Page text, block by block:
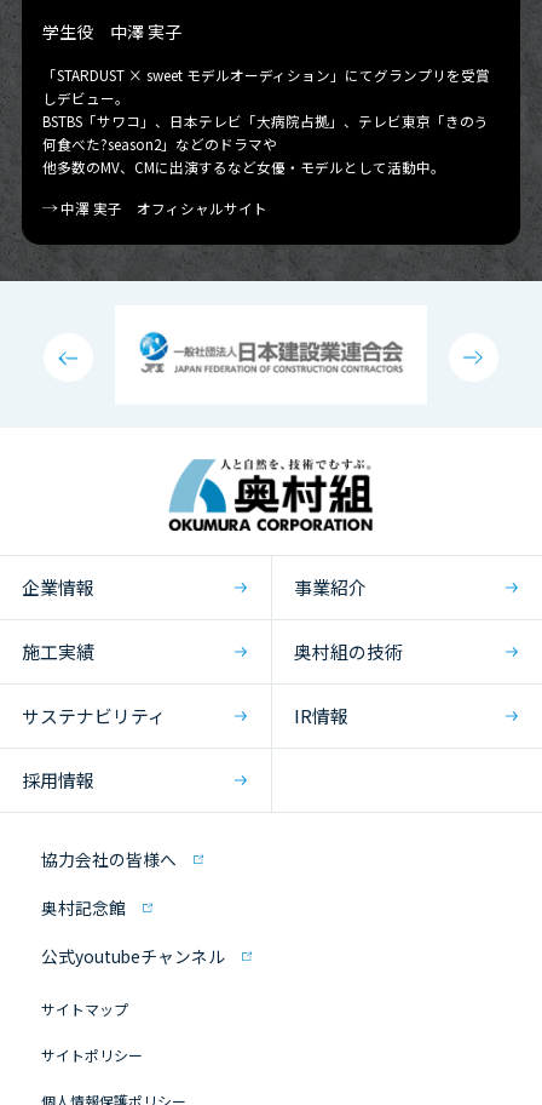
学生役 中澤 実子
「STARDUST × sweet モデルオーディション」にてグランプリを受賞
しデビュー。
BSTBS「サワコ」、日本テレビ「大病院占拠」、テレビ東京「きのう
何食べた?season2」などのドラマや
他多数のMV、CMに出演するなど女優・モデルとして活動中。
中澤 実子 オフィシャルサイト
企業情報 事業紹介
施工実績 奥村組の技術
サステナビリティ IR情報
採用情報
協力会社の皆様へ
奥村記念館
公式youtubeチャンネル
サイトマップ
サイトポリシー